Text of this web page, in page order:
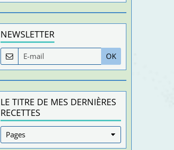
NEWSLETTER
OK
LE TITRE DE MES DERNIÈRES
RECETTES